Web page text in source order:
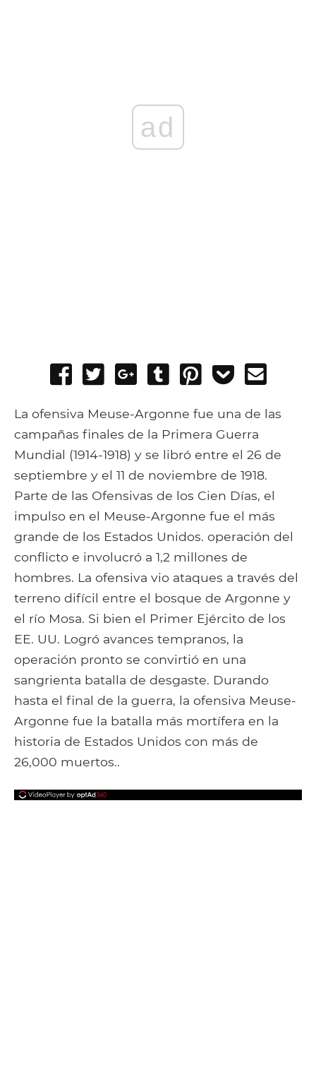
ad
Share
Facebook
Tweet
Share
Google+
Post
Tumblr
Pin
Add
Pocket
La ofensiva Meuse-Argonne fue una de las
campañas finales de la Primera Guerra
Mundial (1914-1918) y se libró entre el 26 de
septiembre y el 11 de noviembre de 1918.
Parte de las Ofensivas de los Cien Días, el
impulso en el Meuse-Argonne fue el más
grande de los Estados Unidos. operación del
conflicto e involucró a 1,2 millones de
hombres. La ofensiva vio ataques a través del
terreno difícil entre el bosque de Argonne y
el río Mosa. Si bien el Primer Ejército de los
EE. UU. Logró avances tempranos, la
operación pronto se convirtió en una
sangrienta batalla de desgaste. Durando
hasta el final de la guerra, la ofensiva Meuse-
Argonne fue la batalla más mortífera en la
historia de Estados Unidos con más de
26,000 muertos..